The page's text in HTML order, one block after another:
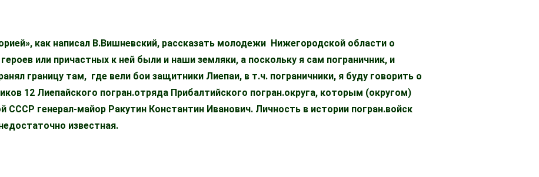
как написал В.Вишневский, рассказать молодежи Нижегородской области о
или причастных к ней были и наши земляки, а поскольку я сам пограничник, и
границу там, где вели бои защитники Лиепаи, в т.ч. пограничники, я буду говорить о
12 Лиепайского погран.отряда Прибалтийского погран.округа, которым (округом)
СССР генерал-майор Ракутин Константин Иванович. Личность в истории погран.войск
известная.